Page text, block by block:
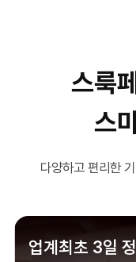
스룩
스
다양하고 편리한
업계최초 3일